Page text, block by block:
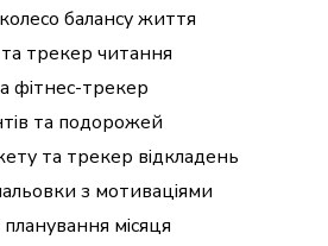
балансу життя
трекер читання
фітнес-трекер
та подорожей
та трекер відкладень
з мотиваціями
місяця